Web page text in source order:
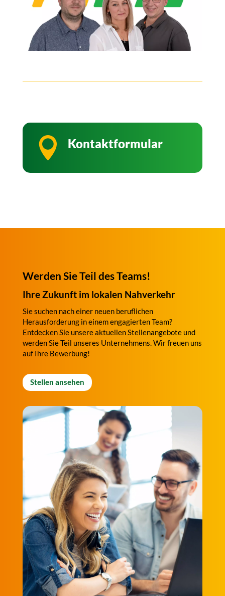
 Kontaktformular
Werden Sie Teil des Teams!
Ihre Zukunft im lokalen Nahverkehr
Sie suchen nach einer neuen beruflichen
Herausforderung in einem engagierten Team?
Entdecken Sie unsere aktuellen Stellenangebote und
werden Sie Teil unseres Unternehmens. Wir freuen uns
auf Ihre Bewerbung!
Stellen ansehen